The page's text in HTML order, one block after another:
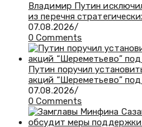
Владимир Путин
из перечня
07.08.2026/
0 Comments
Путин поручил
акций “Шереметьево”
07.08.2026/
0 Comments